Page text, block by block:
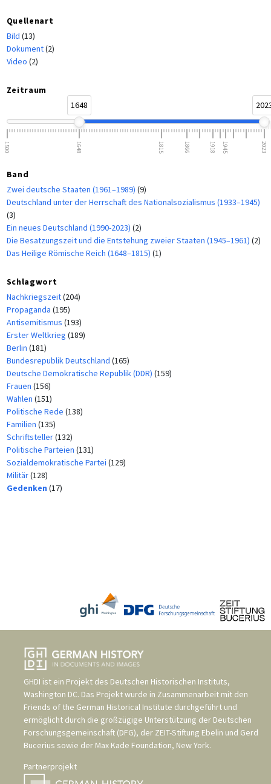
Quellenart
Bild (13)
Dokument(2)
Video (2)
Zeitraum
1648
1500 1648 1815 1866 1918 1945 2023
Band
Zwei deutsche Staaten (1961–1989) (9)
Deutschland unter der Herrschaft des Nationalsozialismus (1933–1945)
(3)
Ein neues Deutschland (1990-2023) (2)
Die Besatzungszeit und die Entstehung zweier Staaten (1945–1961) (2)
Das Heilige Römische Reich (1648–1815) (1)
Schlagwort
Nachkriegszeit(204)
Propaganda (195)
Antisemitismus (193)
Erster Weltkrieg (189)
Berlin (181)
Bundesrepublik Deutschland (165)
Deutsche Demokratische Republik (DDR) (159)
Frauen (156)
Wahlen (151)
Politische Rede (138)
Familien (135)
Schriftsteller(132)
Politische Parteien (131)
Sozialdemokratische Partei (129)
Militär(128)
Gedenken (17)
GHDI ist ein Projekt des Deutschen Historischen Instituts,
Washington DC. Das Projekt wurde in Zusammenarbeit mit den
Friends of the German Historical Institute durchgeführt und
ermöglicht durch die großzügige Unterstützung der Deutschen
Forschungsgemeinschaft (DFG), der ZEIT-Stiftung Ebelin und Gerd
Bucerius sowie der Max Kade Foundation, New York.
Partnerprojekt